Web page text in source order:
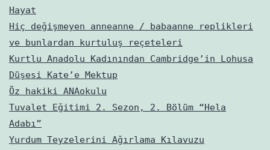
Hayat
Hiç değişmeyen anneanne / babaanne replikleri
ve bunlardan kurtuluş reçeteleri
Kurtlu Anadolu Kadınından Cambridge’in Lohusa
Düşesi Kate’e Mektup
Öz hakiki ANAokulu
Tuvalet Eğitimi 2. Sezon, 2. Bölüm “Hela
Adabı”
Yurdum Teyzelerini Ağırlama Kılavuzu